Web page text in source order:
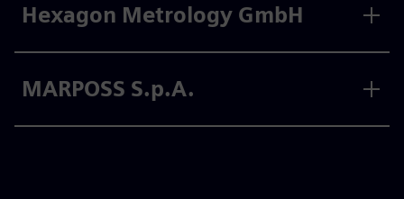
Hexagon Metrology GmbH
MARPOSS S.p.A.